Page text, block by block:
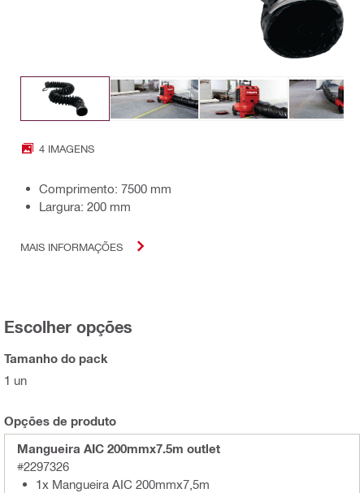
4 IMAGENS
Comprimento: 7500 mm
Largura: 200 mm
MAIS INFORMAÇÕES
Escolher opções
Tamanho do pack
1 un
Opções de produto
Mangueira AIC 200mmx7.5m outlet
#2297326
1x Mangueira AIC 200mmx7,5m